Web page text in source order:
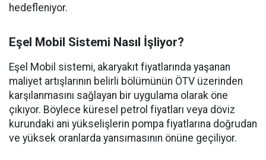
hedefleniyor.
Eşel Mobil Sistemi Nasıl İşliyor?
Eşel Mobil sistemi, akaryakıt fiyatlarında yaşanan
maliyet artışlarının belirli bölümünün ÖTV üzerinden
karşılanmasını sağlayan bir uygulama olarak öne
çıkıyor. Böylece küresel petrol fiyatları veya döviz
kurundaki ani yükselişlerin pompa fiyatlarına doğrudan
ve yüksek oranlarda yansımasının önüne geçiliyor.